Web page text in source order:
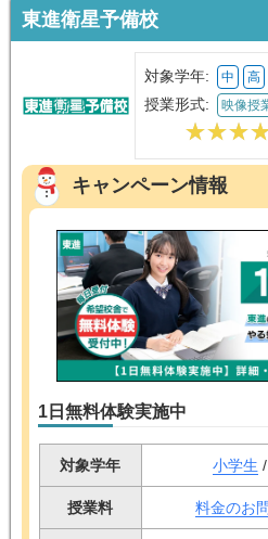
東進衛星予備校
対象学年: 中 高
授業形式: 映像授
キャンペーン情報
1日無料体験実施中
対象学年 小学生 /
授業料 料金のお